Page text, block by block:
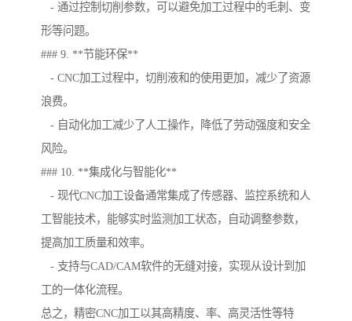
- 通过控制切削参数，可以避免加工过程中的毛刺、变
形等问题。
### 9. **节能环保**
- CNC加工过程中，切削液和的使用更加，减少了资源
浪费。
- 自动化加工减少了人工操作，降低了劳动强度和安全
风险。
### 10. **集成化与智能化**
- 现代CNC加工设备通常集成了传感器、监控系统和人
工智能技术，能够实时监测加工状态，自动调整参数，
提高加工质量和效率。
- 支持与CAD/CAM软件的无缝对接，实现从设计到加
工的一体化流程。
总之，精密CNC加工以其高精度、率、高灵活性等特